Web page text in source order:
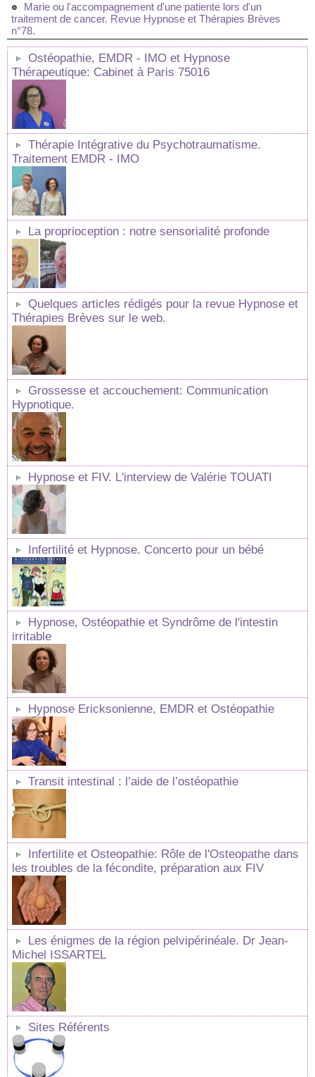
Marie ou l'accompagnement d'une patiente lors d'un
traitement de cancer. Revue Hypnose et Thérapies Brèves
n°78.
Ostéopathie, EMDR - IMO et Hypnose
Thérapeutique: Cabinet à Paris 75016
Thérapie Intégrative du Psychotraumatisme.
Traitement EMDR - IMO
La proprioception : notre sensorialité profonde
Quelques articles rédigés pour la revue Hypnose et
Thérapies Brèves sur le web.
Grossesse et accouchement: Communication
Hypnotique.
Hypnose et FIV. L'interview de Valérie TOUATI
Infertilité et Hypnose. Concerto pour un bébé
Hypnose, Ostéopathie et Syndrôme de l'intestin
irritable
Hypnose Ericksonienne, EMDR et Ostéopathie
Transit intestinal : l’aide de l’ostéopathie
Infertilite et Osteopathie: Rôle de l'Osteopathe dans
les troubles de la fécondite, préparation aux FIV
Les énigmes de la région pelvipérinéale. Dr Jean-
Michel ISSARTEL
Sites Référents